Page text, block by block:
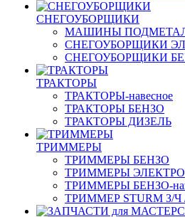
СНЕГОУБОРЩИКИ
МАШИНЫ
СНЕГОУБОРЩИКИ
СНЕГОУБОРЩИКИ
ТРАКТОРЫ
ТРАКТОРЫ-навесное
ТРАКТОРЫ БЕНЗО
ТРАКТОРЫ ДИЗЕЛЬ
ТРИММЕРЫ
ТРИММЕРЫ БЕНЗО
ТРИММЕРЫ ЭЛЕКТРО
ТРИММЕРЫ БЕНЗО-
ТРИММЕР STURM З/Ч